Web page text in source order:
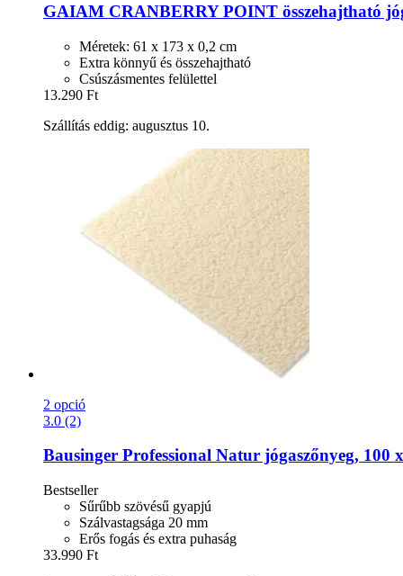
GAIAM CRANBERRY POINT összehajtható
Méretek: 61 x 173 x 0,2 cm
Extra könnyű és összehajtható
Csúszásmentes felülettel
13.290 Ft
Szállítás eddig: augusztus 10.
2 opció
3.0 (2)
Bausinger Professional Natur jógaszőnyeg, 100
Bestseller
Sűrűbb szövésű gyapjú
Szálvastagsága 20 mm
Erős fogás és extra puhaság
33.990 Ft